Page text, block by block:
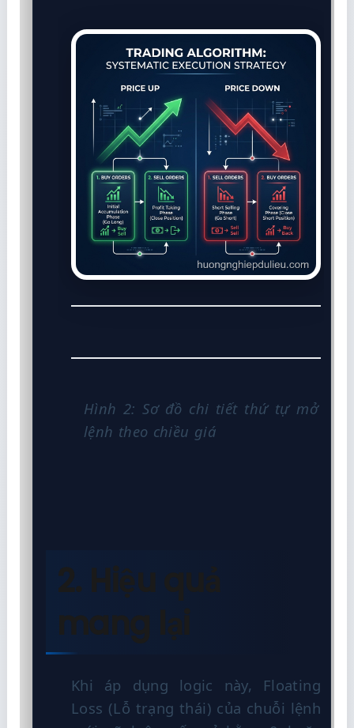
Hình 2: Sơ đồ chi tiết thứ tự mở
lệnh theo chiều giá
2. Hiệu quả
mang lại
Khi áp dụng logic này, Floating
Loss (Lỗ trạng thái) của chuỗi lệnh